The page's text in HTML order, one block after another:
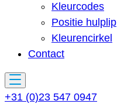
Kleurcodes
Positie hulplip
Kleurencirkel
Contact
+31 (0)23 547 0947